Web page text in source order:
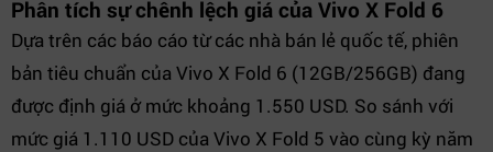
Phân tích sự chênh lệch giá của Vivo X Fold 6
Dựa trên các báo cáo từ các nhà bán lẻ quốc tế, phiên
bản tiêu chuẩn của Vivo X Fold 6 (12GB/256GB) đang
được định giá ở mức khoảng 1.550 USD. So sánh với
mức giá 1.110 USD của Vivo X Fold 5 vào cùng kỳ năm